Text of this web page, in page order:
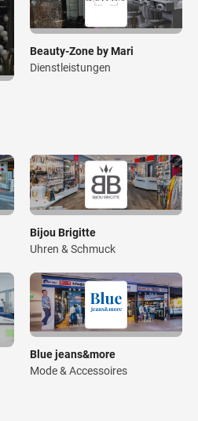
Beauty-Zone by Mari
Dienstleistungen
Bijou Brigitte
Uhren & Schmuck
Blue jeans&more
Mode & Accessoires